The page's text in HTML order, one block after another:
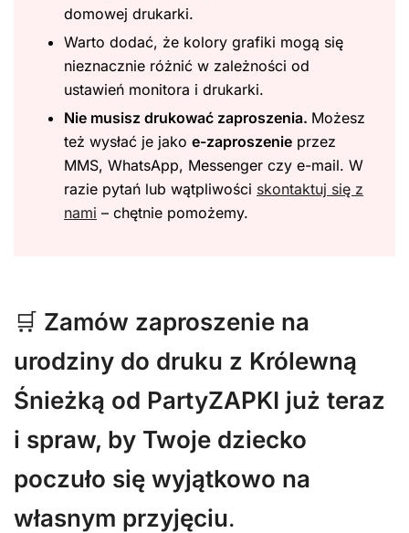
domowej drukarki.
Warto dodać, że kolory grafiki mogą się
nieznacznie różnić w zależności od
ustawień monitora i drukarki.
Nie musisz drukować zaproszenia. Możesz
też wysłać je jako e-zaproszenie przez
MMS, WhatsApp, Messenger czy e-mail. W
razie pytań lub wątpliwości skontaktuj się z
nami – chętnie pomożemy.
🛒 Zamów zaproszenie na
urodziny do druku z Królewną
Śnieżką od PartyZAPKI już teraz
i spraw, by Twoje dziecko
poczuło się wyjątkowo na
własnym przyjęciu.